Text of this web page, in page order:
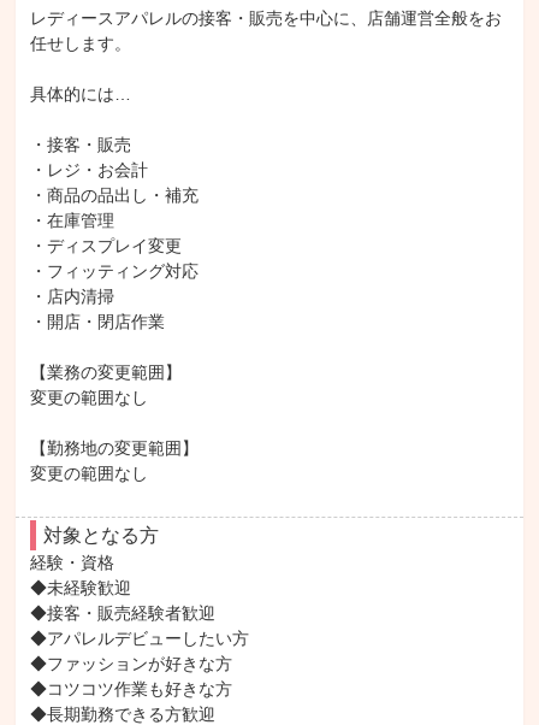
レディースアパレルの接客・販売を中心に、店舗運営全般をお
任せします。
具体的には…
・接客・販売
・レジ・お会計
・商品の品出し・補充
・在庫管理
・ディスプレイ変更
・フィッティング対応
・店内清掃
・開店・閉店作業
【業務の変更範囲】
変更の範囲なし
【勤務地の変更範囲】
変更の範囲なし
対象となる方
経験・資格
◆未経験歓迎
◆接客・販売経験者歓迎
◆アパレルデビューしたい方
◆ファッションが好きな方
◆コツコツ作業も好きな方
◆長期勤務できる方歓迎